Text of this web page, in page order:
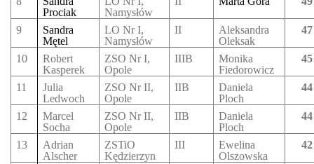
Prociak
Namysłów
9
Sandra
Mętel
LO Nr I,
Namysłów
II
Aleksandra
Oleksak
47
10
Robert
Kasperek
ZSO Nr I,
Opole
IIIB
Monika
Fiedorowicz
45
11
Julia
Ledwoch
ZSO Nr II,
Opole
IIB
Daniela
Ploch
44
12
Marcel
Socha
ZSO Nr II,
Opole
IIB
Daniela
Ploch
44
13
Adrian
Alscher
ZSTiO
Kędzierzyn
III
Ewelina
Olszowska
42